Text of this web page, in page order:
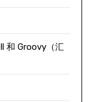
和 Groovy（汇